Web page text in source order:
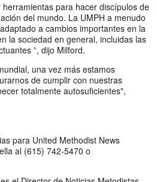
para hacer discípulos de
del mundo. La UMPH a menudo
a cambios importantes en la
la sociedad en general, incluidas las
”, dijo Milford.
una vez más estamos
de cumplir con nuestras
totalmente autosuficientes",
para United Methodist News
al (615) 742-5470 o